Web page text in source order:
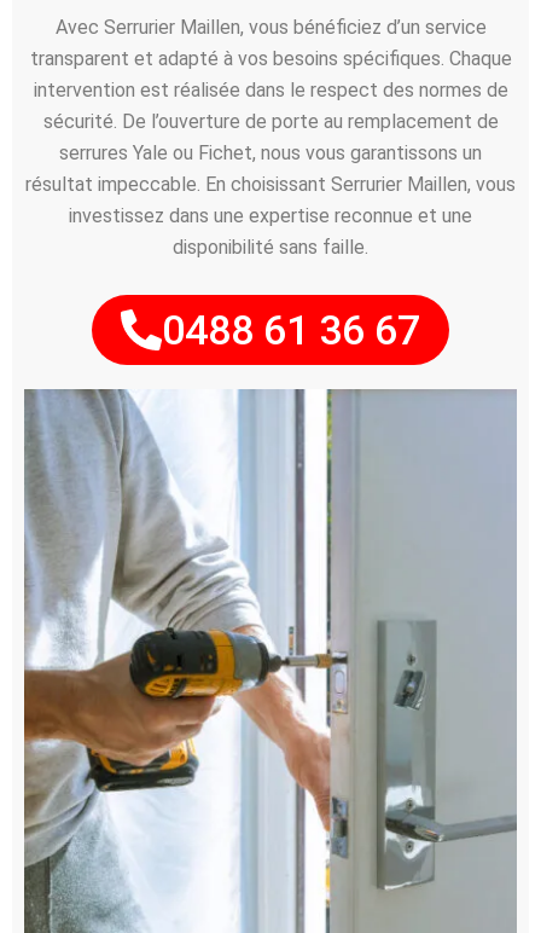
Avec Serrurier Maillen, vous bénéficiez d’un service
transparent et adapté à vos besoins spécifiques. Chaque
intervention est réalisée dans le respect des normes de
sécurité. De l’ouverture de porte au remplacement de
serrures Yale ou Fichet, nous vous garantissons un
résultat impeccable. En choisissant Serrurier Maillen, vous
investissez dans une expertise reconnue et une
disponibilité sans faille.
0488 61 36 67